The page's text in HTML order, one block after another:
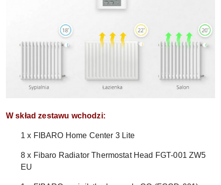
W skład zestawu wchodzi:
1 x FIBARO Home Center 3 Lite
8 x Fibaro Radiator Thermostat Head FGT-001 ZW5
EU